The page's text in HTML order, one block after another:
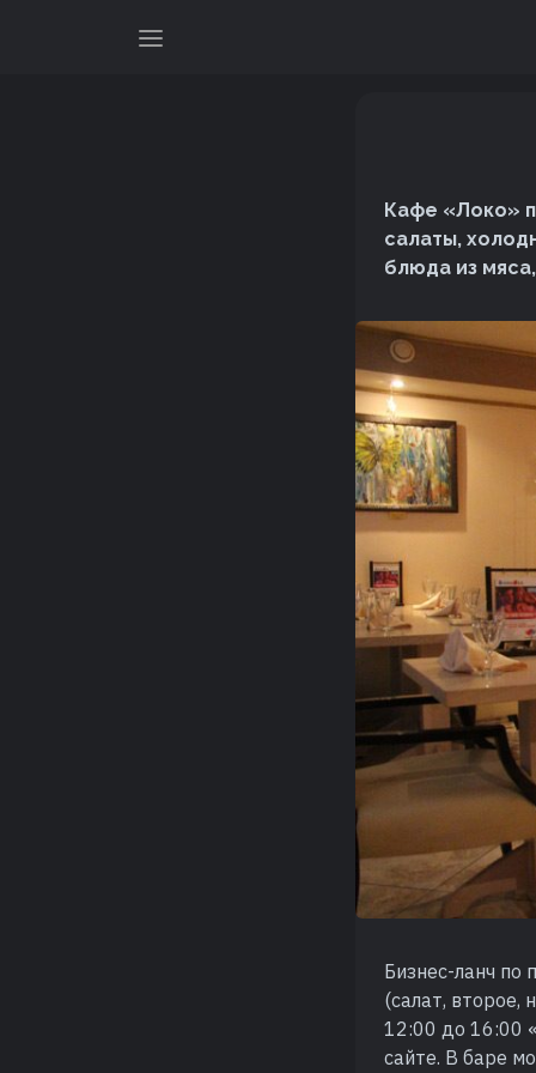
Кафе «Локо»
салаты,
блюда из
Бизнес-ланч по
(салат, второе,
12:00 до 16:00
сайте. В баре